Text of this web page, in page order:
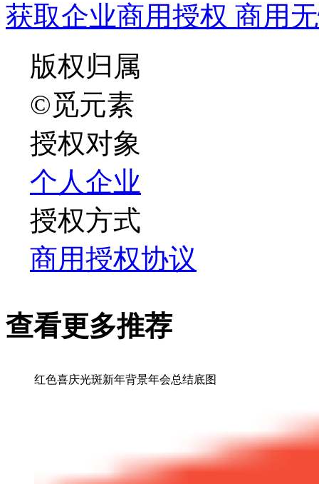
获取企业商用授权 商用
版权归属
©觅元素
授权对象
个人企业
授权方式
商用授权协议
查看更多推荐
红色喜庆光斑新年背景年会总结底图